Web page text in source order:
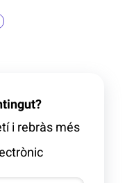
i rebràs més